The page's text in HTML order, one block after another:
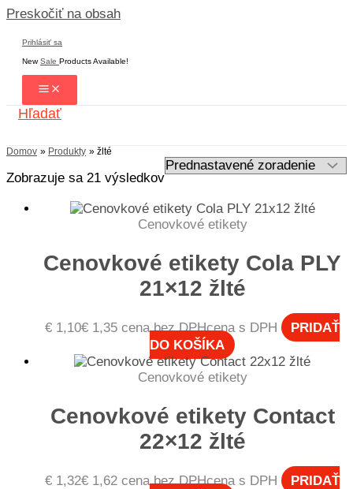
Preskočiť na obsah
Prihlásiť sa
NewSale Products Available!
Hľadať
Domov Produkty žlté
Zobrazuje sa 21 výsledkov
Cenovkové etikety
Cenovkové etikety Cola PLY
21×12 žlté
€1,10€1,35 cena bez DPHcena s DPH
PRIDAŤ
DO KOŠÍKA
Cenovkové etikety
Cenovkové etikety Contact
22×12 žlté
€1,32€1,62 cena bez DPHcena s DPH
PRIDAŤ